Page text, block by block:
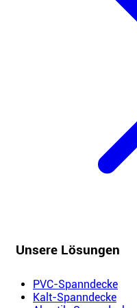
Unsere Lösungen
PVC-Spanndecke
Kalt-Spanndecke